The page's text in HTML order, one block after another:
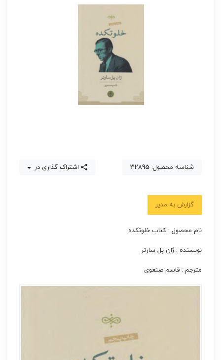
شناسه محصول: 32895 اشتراک گذاری در
گزارش به مدیر
نام محصول : کتاب خلوتکده
نویسنده : ژان پل سارتر
مترجم : قاسم صنعوی